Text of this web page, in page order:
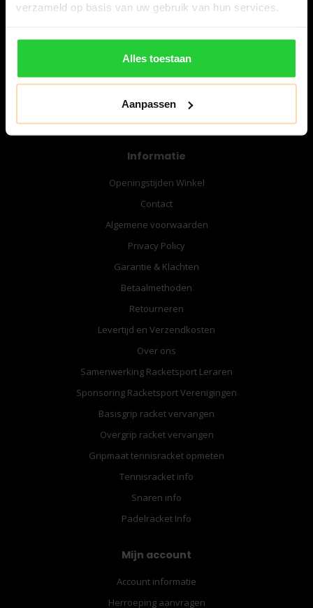
verzameld op basis van uw gebruik van hun services.
Alles toestaan
Aanpassen
06-57276080
info@bespanracket.nl
Informatie
Openingstijden Winkel
Contact
Algemene voorwaarden
Privacy Policy
Garantie & Klachten
Betaalmethoden
Retourneren
Levertijd en Verzendkosten
Over ons
Samenwerking Racketsport Leraren
Sponsoring Racketsport Verenigingen
Basisgrip racket vervangen
Overgrip racket vervangen
Gripmaat tennisracket opmeten
Tennisracket info
Snaren info
Padelracket Info
Mijn account
Account informatie
Herroeping aanvragen